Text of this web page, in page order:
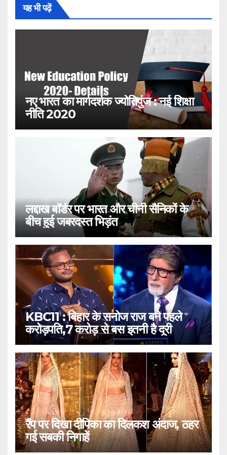
यह भी पढ़ें
नए भारत का मार्गदर्शक ज्योतिपुंज : नई शिक्षा
नीति 2020
लद्दाख बॉर्डर पर भारत और चीनी सैनिकों के
बीच हुई जबरदस्त भिड़ंत
KBC11 : बिहार के सनोज राज बने पहले
करोड़पति,7 करोड़ से बस इतनी है दूरी
रैंप पर दिखा दीपिका का दिलकश अंदाज, ठहर
गई सबकी निगाहें